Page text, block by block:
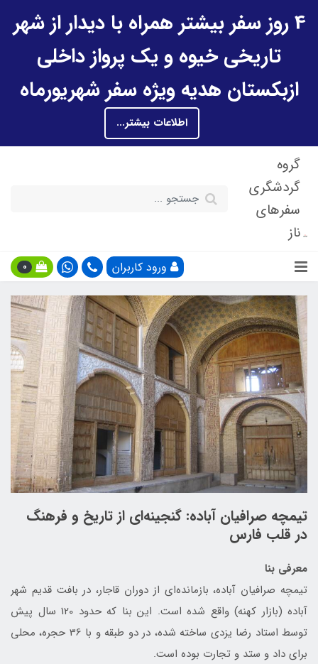
4 روز سفر بیشتر همراه با دیدار از شهر
تاریخی خیوه و یک پرواز داخلی
ازبکستان هدیه ویژه سفر شهریورماه
اطلاعات بیشتر...
گروه
گردشگری
سفرهای
ناز
ورود کاربران 0
تیمچه صرافیان آباده: گنجینه‌ای از تاریخ و فرهنگ
در قلب فارس
معرفی بنا
تیمچه صرافیان آباده، بازمانده‌ای از دوران قاجار، در بافت قدیم شهر
آباده (بازار کهنه) واقع شده است. این بنا که حدود 120 سال پیش
توسط استاد رضا یزدی ساخته شده، در دو طبقه و با 36 حجره، محلی
برای داد و ستد و تجارت بوده است.